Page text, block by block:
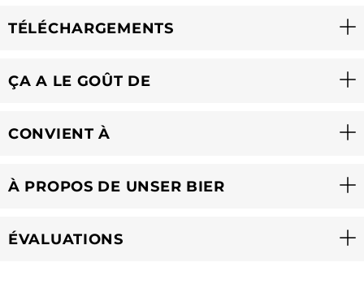
TÉLÉCHARGEMENTS
ÇA A LE GOÛT DE
CONVIENT À
À PROPOS DE UNSER BIER
ÉVALUATIONS